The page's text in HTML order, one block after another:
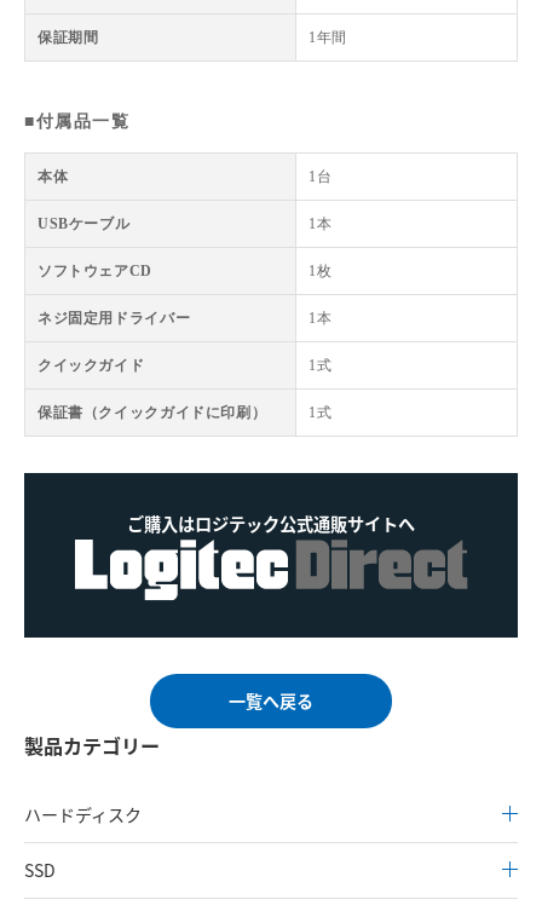
保証期間 1年間
■付属品一覧
本体 1台
USBケーブル 1本
ソフトウェアCD 1枚
ネジ固定用ドライバー 1本
クイックガイド 1式
保証書（クイックガイドに印刷） 1式
ご購入はロジテック公式通販サイトへ
一覧へ戻る
製品カテゴリー
ハードディスク
SSD